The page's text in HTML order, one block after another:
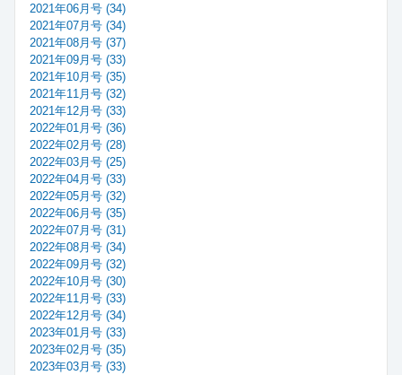
2021年06月号 (34)
2021年07月号 (34)
2021年08月号 (37)
2021年09月号 (33)
2021年10月号 (35)
2021年11月号 (32)
2021年12月号 (33)
2022年01月号 (36)
2022年02月号 (28)
2022年03月号 (25)
2022年04月号 (33)
2022年05月号 (32)
2022年06月号 (35)
2022年07月号 (31)
2022年08月号 (34)
2022年09月号 (32)
2022年10月号 (30)
2022年11月号 (33)
2022年12月号 (34)
2023年01月号 (33)
2023年02月号 (35)
2023年03月号 (33)